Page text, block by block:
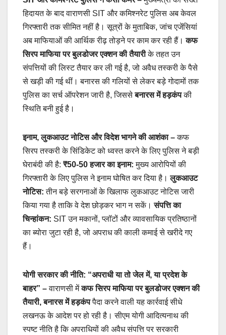
हिदायत के बाद वाराणसी SIT और कमिश्नरेट पुलिस अब केवल
गिरफ्तारी तक सीमित नहीं है। सूत्रों के मुताबिक, जांच एजेंसियां
अब माफियाओं की आर्थिक रीढ़ तोड़ने पर काम कर रही हैं।कफ
सिरप माफिया पर बुलडोजर एक्शन की तैयारीके तहत उन
संपत्तियों की लिस्ट तैयार कर ली गई है, जो अवैध तस्करी के पैसे
से खड़ी की गई थीं। बनारस की गलियों से लेकर बड़े गोदामों तक
पुलिस का सर्च ऑपरेशन जारी है, जिससेबनारस में हड़कंपकी
स्थिति बनी हुई है।
इनाम, लुकआउट नोटिस और विदेश भागने की आशंका –कफ
सिरप तस्करी के सिंडिकेट को ध्वस्त करने के लिए पुलिस ने बड़ी
घेराबंदी की है: ₹50-50 हजार का इनाम: मुख्य आरोपियों की
गिरफ्तारी के लिए पुलिस ने इनाम घोषित कर दिया है।लुकआउट
नोटिस: तीन बड़े सरगनाओं के खिलाफ लुकआउट नोटिस जारी
किया गया है ताकि वे देश छोड़कर भाग न सकें।संपत्ति का
चिन्हांकन: SIT उन मकानों, प्लॉटों और व्यावसायिक प्रतिष्ठानों
का ब्योरा जुटा रही है, जो अपराध की काली कमाई से खरीदे गए
हैं।
योगी सरकार की नीति: “अपराधी या तो जेल में, या प्रदेश के
बाहर” –वाराणसी मेंकफ सिरप माफिया पर बुलडोजर एक्शन की
तैयारी, बनारस में हड़कंपपैदा करने वाली यह कार्रवाई सीधे
लखनऊ के आदेश पर हो रही है। सीएम योगी आदित्यनाथ की
स्पष्ट नीति है कि अपराधियों की अवैध संपत्ति पर सरकारी